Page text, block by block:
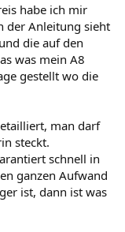
habe ich mir
der Anleitung sieht
die auf den
was mein A8
gestellt wo die
man darf
steckt.
schnell in
ganzen Aufwand
ist, dann ist was